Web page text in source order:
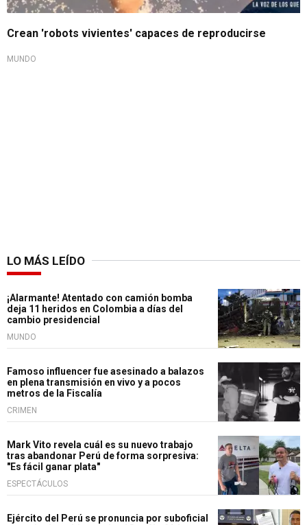
Crean 'robots vivientes' capaces de reproducirse
MUNDO
LO MÁS LEÍDO
¡Alarmante! Atentado con camión bomba
deja 11 heridos en Colombia a días del
cambio presidencial
MUNDO
Famoso influencer fue asesinado a balazos
en plena transmisión en vivo y a pocos
metros de la Fiscalía
CRIMEN
Mark Vito revela cuál es su nuevo trabajo
tras abandonar Perú de forma sorpresiva:
"Es fácil ganar plata"
ESPECTÁCULOS
Ejército del Perú se pronuncia por suboficial